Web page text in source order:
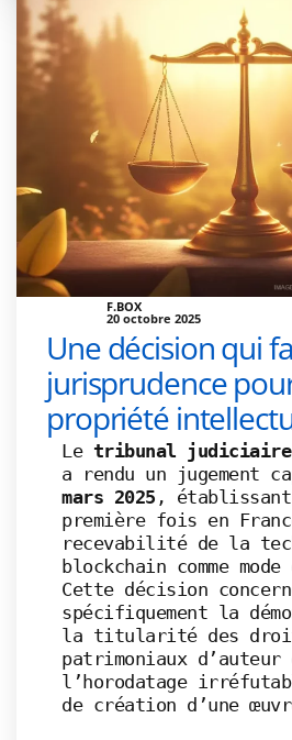
F.BOX
20 octobre 2025
Une décision qui
jurisprudence
propriété
Le tribunal judiciaire
a rendu un jugement
mars 2025 ,
première fois en
recevabilité de la
blockchain comme
Cette décision
spécifiquement la
la titularité des
patrimoniaux d’auteur
l’horodatage
de création d’une